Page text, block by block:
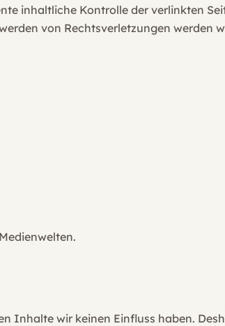
inhaltliche Kontrolle der verlinkten
von Rechtsverletzungen werden
Inhalte wir keinen Einfluss haben.